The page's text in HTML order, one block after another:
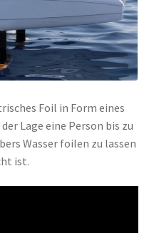
Foil in Form eines
Lage eine Person bis zu
Wasser foilen zu lassen
ist.